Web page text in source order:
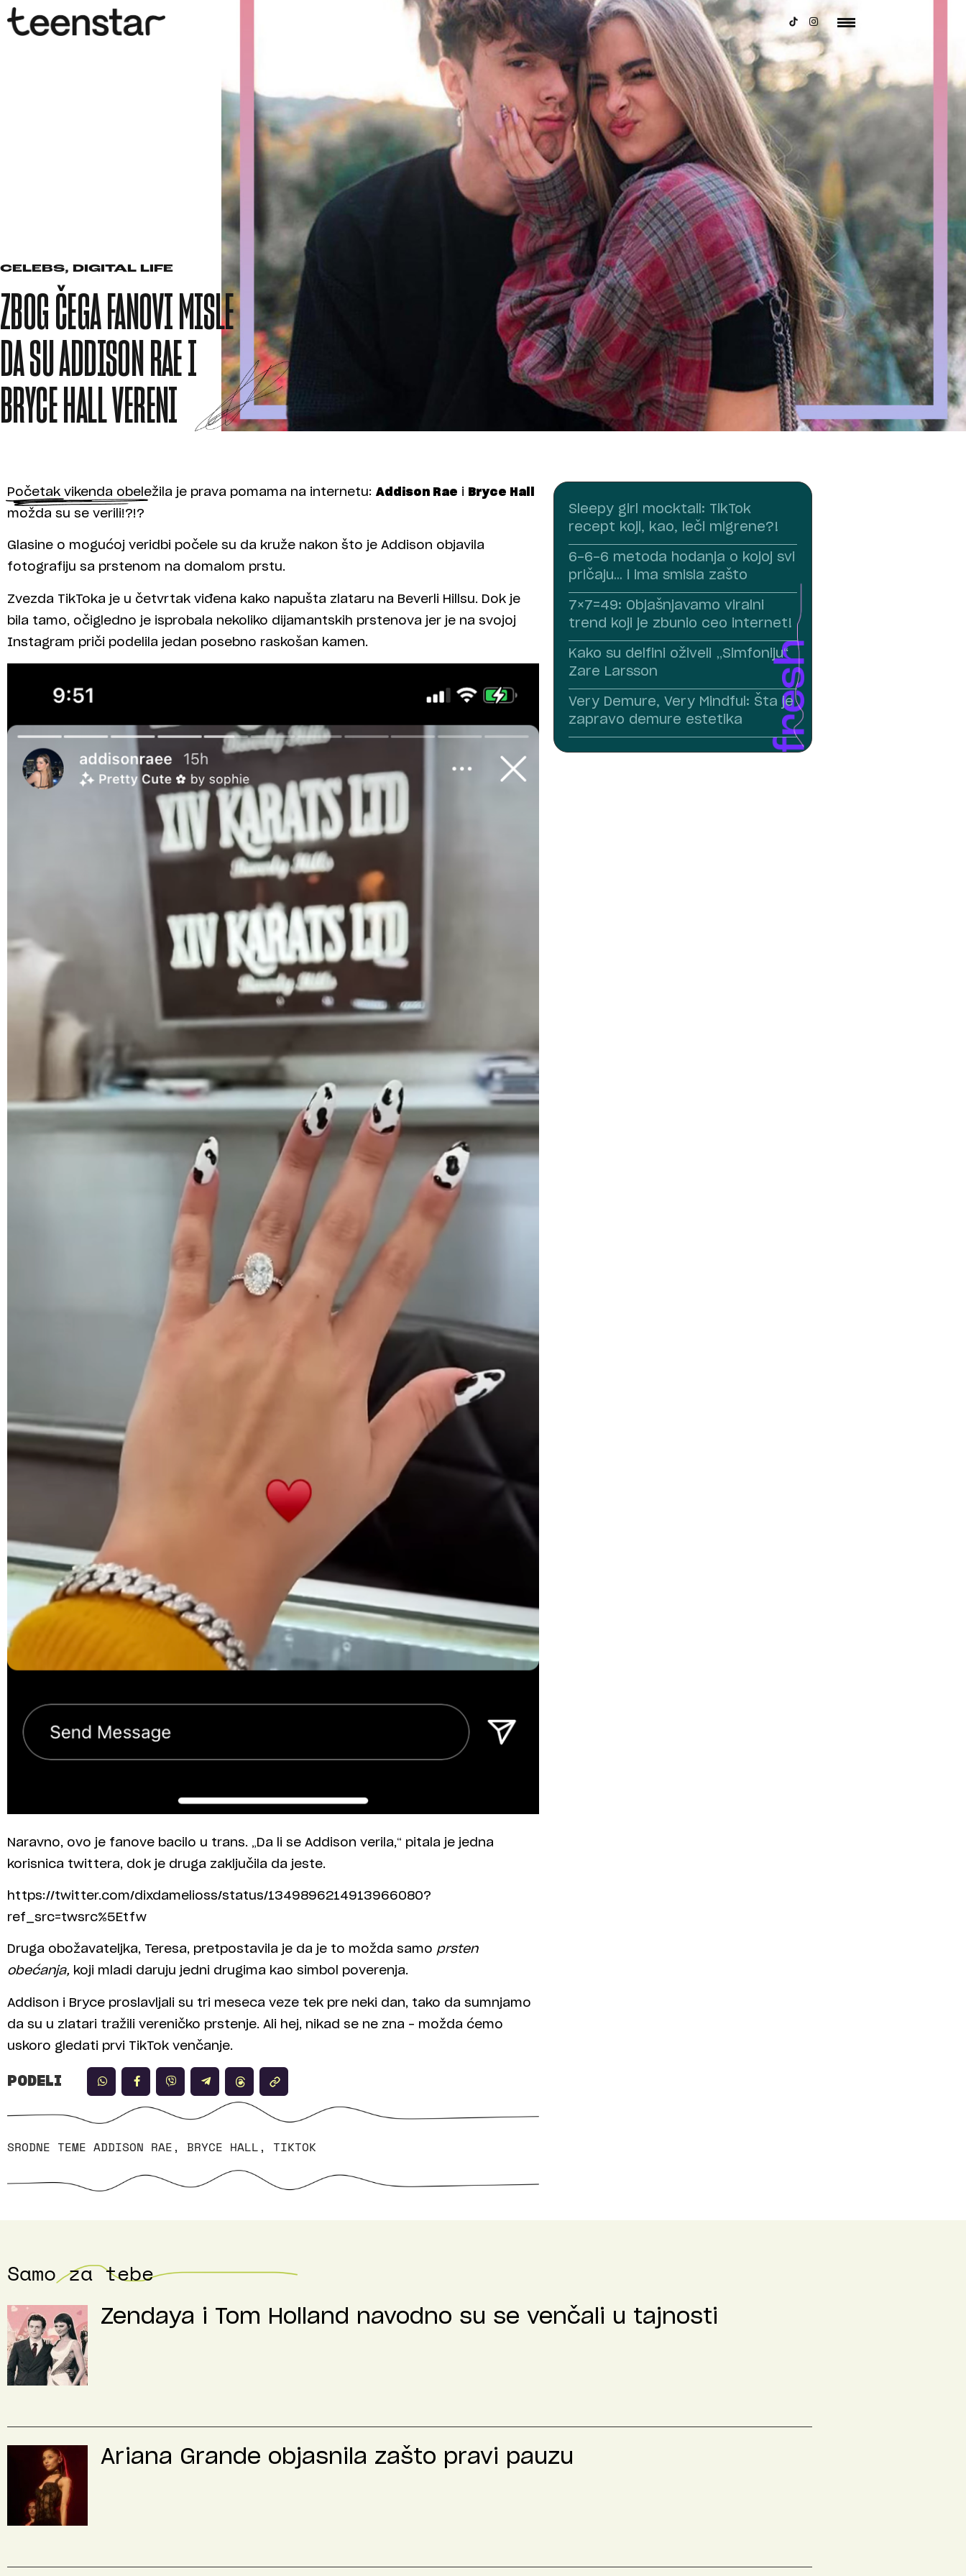
CELEBS, DIGITAL LIFE
ZBOG ČEGA FANOVI MISLE
DA SU ADDISON RAE I
BRYCE HALL VERENI
Početak vikenda obeležila je prava pomama na internetu: Addison Rae i
Bryce Hall
možda su se verili!?!?
Glasine o mogućoj veridbi počele su da kruže nakon što je Addison objavila
fotografiju sa prstenom na domalom prstu.
Zvezda TikToka je u četvrtak viđena kako napušta zlataru na Beverli Hillsu. Dok je
bila tamo, očigledno je isprobala nekoliko dijamantskih prstenova jer je na svojoj
Instagram priči podelila jedan posebno raskošan kamen.
Naravno, ovo je fanove bacilo u trans. „Da li se Addison verila,“ pitala je jedna
korisnica twittera, dok je druga zaključila da jeste.
https://twitter.com/dixdamelioss/status/1349896214913966080?
ref_src=twsrc%5Etfw
Druga obožavateljka, Teresa, pretpostavila je da je to možda samo prsten
obećanja, koji mladi daruju jedni drugima kao simbol poverenja.
Addison i Bryce proslavljali su tri meseca veze tek pre neki dan, tako da sumnjamo
da su u zlatari tražili vereničko prstenje. Ali hej, nikad se ne zna – možda ćemo
uskoro gledati prvi TikTok venčanje.
PODELI
SRODNE TEME ADDISON RAE, BRYCE HALL, TIKTOK
Sleepy girl mocktail: TikTok
recept koji, kao, leči migrene?!
6-6-6 metoda hodanja o kojoj svi
pričaju… i ima smisla zašto
7×7=49: Objašnjavamo viralni
trend koji je zbunio ceo internet!
Kako su delfini oživeli „Simfoniju“
Zare Larsson
Very Demure, Very Mindful: Šta je
zapravo demure estetika
Samo za tebe
Zendaya i Tom Holland navodno su se venčali u tajnosti
Ariana Grande objasnila zašto pravi pauzu